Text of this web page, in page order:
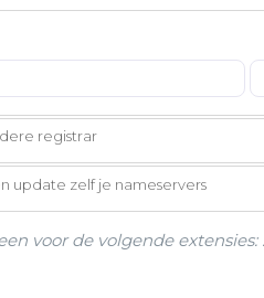
registrar
update zelf je nameservers
voor de volgende extensies: